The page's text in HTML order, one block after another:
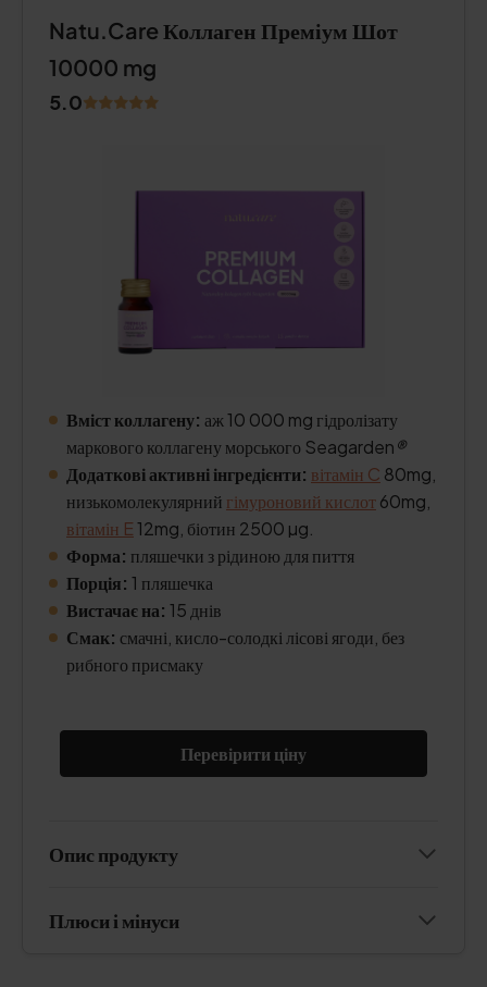
Natu.Care Коллаген Преміум Шот
10000 mg
5.0
Вміст коллагену: аж 10 000 mg гідролізату
маркового коллагену морського Seagarden®
Додаткові активні інгредієнти: вітамін C 80mg,
низькомолекулярний гімуроновий кислот60mg,
вітамін E12mg, біотин 2500 µg.
Форма: пляшечки з рідиною для пиття
Порція: 1 пляшечка
Вистачає на: 15 днів
Смак: смачні, кисло-солодкі лісові ягоди, без
рибного присмаку
Перевірити ціну
Опис продукту
Плюси і мінуси